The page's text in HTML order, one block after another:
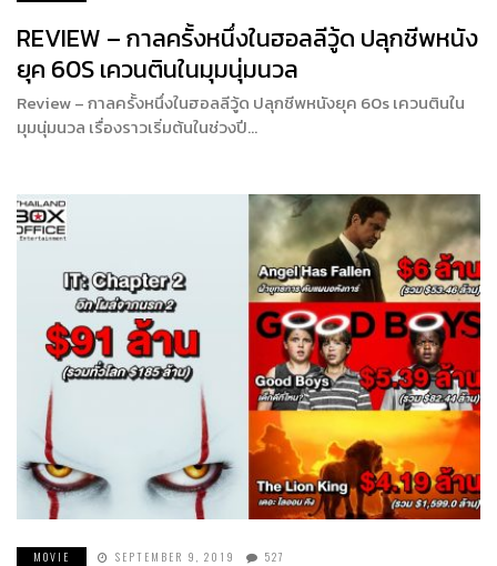
REVIEW – กาลครั้งหนึ่งในฮอลลีวู้ด ปลุกชีพหนัง
ยุค 60S เควนตินในมุมนุ่มนวล
Review – กาลครั้งหนึ่งในฮอลลีวู้ด ปลุกชีพหนังยุค 60s เควนตินใน
มุมนุ่มนวล เรื่องราวเริ่มต้นในช่วงปี…
MOVIE SEPTEMBER 9, 2019 527